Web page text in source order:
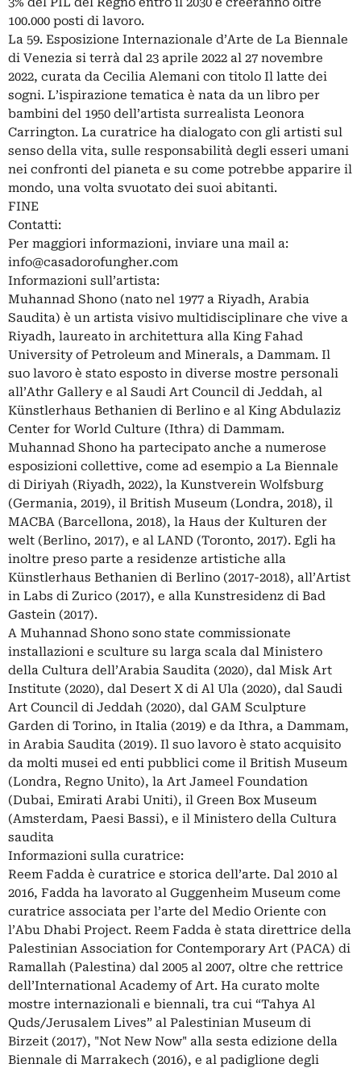
100.000 posti di lavoro.
La 59. Esposizione Internazionale d’Arte de La Biennale
di Venezia si terrà dal 23 aprile 2022 al 27 novembre
2022, curata da Cecilia Alemani con titolo Il latte dei
sogni. L’ispirazione tematica è nata da un libro per
bambini del 1950 dell’artista surrealista Leonora
Carrington. La curatrice ha dialogato con gli artisti sul
senso della vita, sulle responsabilità degli esseri umani
nei confronti del pianeta e su come potrebbe apparire il
mondo, una volta svuotato dei suoi abitanti.
FINE
Contatti:
Per maggiori informazioni, inviare una mail a:
info@casadorofungher.com
Informazioni sull’artista:
Muhannad Shono (nato nel 1977 a Riyadh, Arabia
Saudita) è un artista visivo multidisciplinare che vive a
Riyadh, laureato in architettura alla King Fahad
University of Petroleum and Minerals, a Dammam. Il
suo lavoro è stato esposto in diverse mostre personali
all’Athr Gallery e al Saudi Art Council di Jeddah, al
Künstlerhaus Bethanien di Berlino e al King Abdulaziz
Center for World Culture (Ithra) di Dammam.
Muhannad Shono ha partecipato anche a numerose
esposizioni collettive, come ad esempio a La Biennale
di Diriyah (Riyadh, 2022), la Kunstverein Wolfsburg
(Germania, 2019), il British Museum (Londra, 2018), il
MACBA (Barcellona, 2018), la Haus der Kulturen der
welt (Berlino, 2017), e al LAND (Toronto, 2017). Egli ha
inoltre preso parte a residenze artistiche alla
Künstlerhaus Bethanien di Berlino (2017-2018), all’Artist
in Labs di Zurico (2017), e alla Kunstresidenz di Bad
Gastein (2017).
A Muhannad Shono sono state commissionate
installazioni e sculture su larga scala dal Ministero
della Cultura dell’Arabia Saudita (2020), dal Misk Art
Institute (2020), dal Desert X di Al Ula (2020), dal Saudi
Art Council di Jeddah (2020), dal GAM Sculpture
Garden di Torino, in Italia (2019) e da Ithra, a Dammam,
in Arabia Saudita (2019). Il suo lavoro è stato acquisito
da molti musei ed enti pubblici come il British Museum
(Londra, Regno Unito), la Art Jameel Foundation
(Dubai, Emirati Arabi Uniti), il Green Box Museum
(Amsterdam, Paesi Bassi), e il Ministero della Cultura
saudita
Informazioni sulla curatrice:
Reem Fadda è curatrice e storica dell’arte. Dal 2010 al
2016, Fadda ha lavorato al Guggenheim Museum come
curatrice associata per l’arte del Medio Oriente con
l’Abu Dhabi Project. Reem Fadda è stata direttrice della
Palestinian Association for Contemporary Art (PACA) di
Ramallah (Palestina) dal 2005 al 2007, oltre che rettrice
dell’International Academy of Art. Ha curato molte
mostre internazionali e biennali, tra cui “Tahya Al
Quds/Jerusalem Lives” al Palestinian Museum di
Birzeit (2017), "Not New Now" alla sesta edizione della
Biennale di Marrakech (2016), e al padiglione degli